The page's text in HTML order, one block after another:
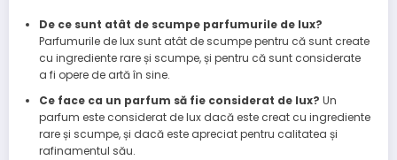
De ce sunt atât de scumpe parfumurile de lux?
Parfumurile de lux sunt atât de scumpe pentru că sunt create
cu ingrediente rare și scumpe, și pentru că sunt considerate
a fi opere de artă în sine.
Ce face ca un parfum să fie considerat de lux? Un
parfum este considerat de lux dacă este creat cu ingrediente
rare și scumpe, și dacă este apreciat pentru calitatea și
rafinamentul său.